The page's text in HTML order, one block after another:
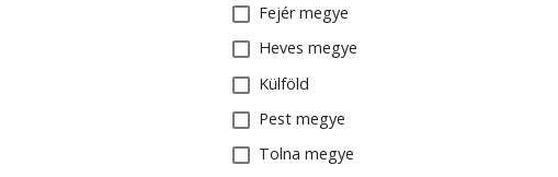
Fejér megye
Heves megye
Külföld
Pest megye
Tolna megye